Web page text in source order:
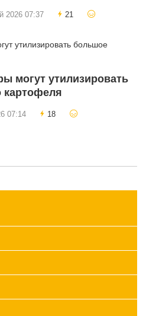
2026 07:37 21
могут утилизировать
картофеля
07:14 18